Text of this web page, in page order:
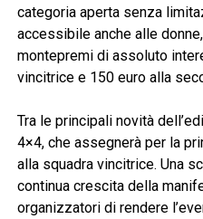
categoria aperta senza
accessibile anche alle
montepremi di assoluto
vincitrice e 150 euro alla
Tra le principali novità
4×4, che assegnerà per la
alla squadra vincitrice. Una
continua crescita della
organizzatori di rendere